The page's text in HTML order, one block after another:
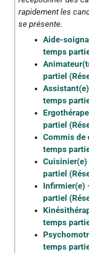
rapidement les
se présente.
Aide-
temps
partiel
temps
partiel
Commis de
temps
Cuisinier(e)
partiel
Infirmier(e)
partiel
temps
temps